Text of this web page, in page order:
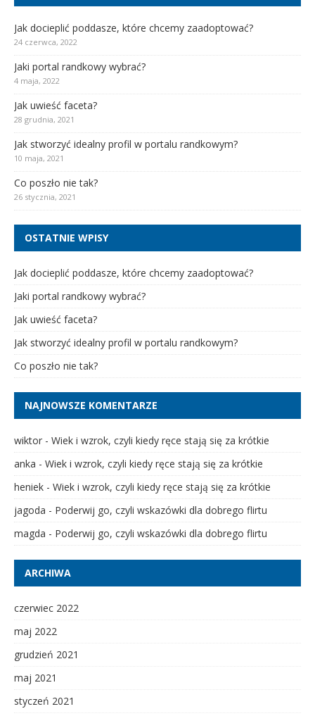
Jak docieplić poddasze, które chcemy zaadoptować?
24 czerwca, 2022
Jaki portal randkowy wybrać?
4 maja, 2022
Jak uwieść faceta?
28 grudnia, 2021
Jak stworzyć idealny profil w portalu randkowym?
10 maja, 2021
Co poszło nie tak?
26 stycznia, 2021
OSTATNIE WPISY
Jak docieplić poddasze, które chcemy zaadoptować?
Jaki portal randkowy wybrać?
Jak uwieść faceta?
Jak stworzyć idealny profil w portalu randkowym?
Co poszło nie tak?
NAJNOWSZE KOMENTARZE
wiktor - Wiek i wzrok, czyli kiedy ręce stają się za krótkie
anka - Wiek i wzrok, czyli kiedy ręce stają się za krótkie
heniek - Wiek i wzrok, czyli kiedy ręce stają się za krótkie
jagoda - Poderwij go, czyli wskazówki dla dobrego flirtu
magda - Poderwij go, czyli wskazówki dla dobrego flirtu
ARCHIWA
czerwiec 2022
maj 2022
grudzień 2021
maj 2021
styczeń 2021